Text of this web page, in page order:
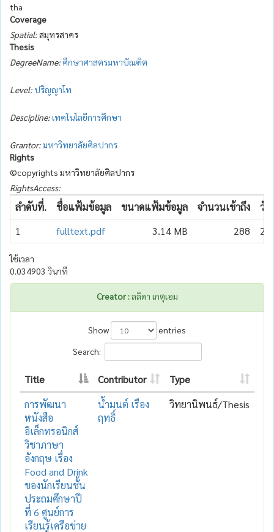
tha
Coverage
Spatial:สมุทรสาคร
Thesis
DegreeName: ศึกษาศาสตรมหาบัณฑิต
Level:ปริญญาโท
Descipline:เทคโนโลยีการศึกษา
Grantor:มหาวิทยาลัยศิลปากร
Rights
©copyrights มหาวิทยาลัยศิลปากร
RightsAccess:
ลำดับที่. ชื่อแฟ้มข้อมูล ขนาดแฟ้มข้อมูล จำนวนเข้าถึง
วัน
1
fulltext.pdf 3.14 MB 288
ใช้เวลา
0.034903 วินาที
Creator :ลลิดา เกตุเอม
Show
entries
Search:
Title Contributor
Type
การพัฒนา
หนังสือ
อิเล็กทรอนิกส์
วิชาภาษา
อังกฤษ เรื่อง
Food and Drink
ของนักเรียนชั้น
ประถมศึกษาปี
ที่ 6 ศูนย์การ
เรียนรู้เครือข่าย
น้ำมนต์ เรือง
ฤทธิ์
วิทยานิพนธ์/Thesis